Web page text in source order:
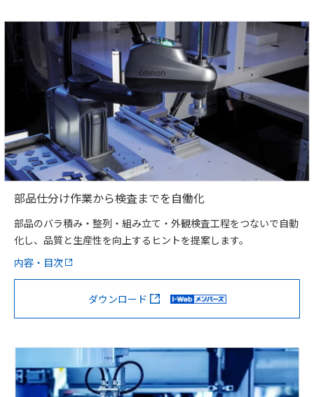
部品仕分け作業から検査までを自働化
部品のバラ積み・整列・組み立て・外観検査工程をつないで自動
化し、品質と生産性を向上するヒントを提案します。
内容・目次
ダウンロード